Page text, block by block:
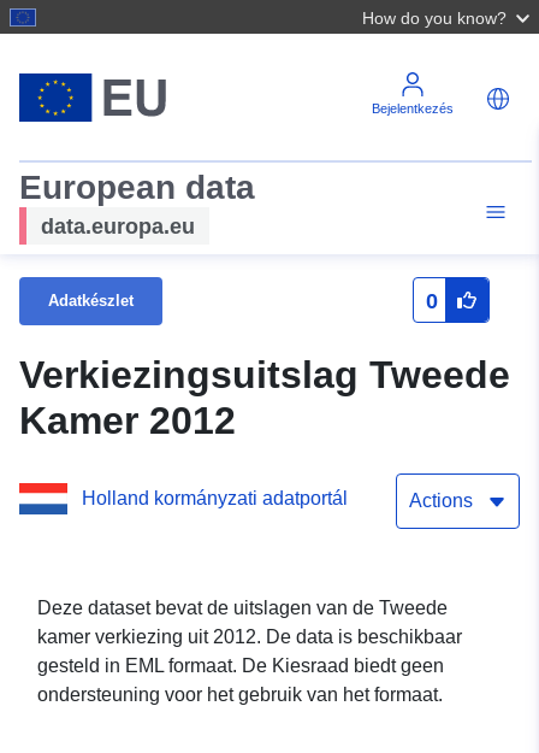
How do you know?
Bejelentkezés
European data
data.europa.eu
Adatkészlet 0
Verkiezingsuitslag Tweede
Kamer 2012
Holland kormányzati adatportál Actions
Deze dataset bevat de uitslagen van de Tweede
kamer verkiezing uit 2012. De data is beschikbaar
gesteld in EML formaat. De Kiesraad biedt geen
ondersteuning voor het gebruik van het formaat.